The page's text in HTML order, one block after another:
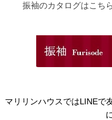
振袖のカタログはこち
マリリンハウスではLINEで